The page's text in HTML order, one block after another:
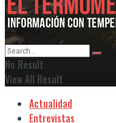
No Result
View All Result
Actualidad
Entrevistas